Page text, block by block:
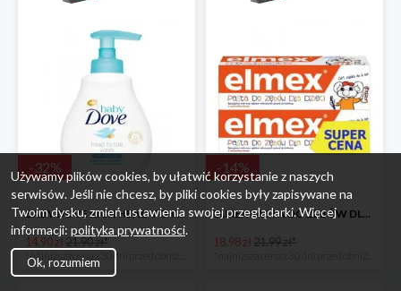
-32%
BABY DOVE RICH HEAD TO TOE WASH EMULSJA DO MYCIA CIAŁA I WŁOSÓW
14.90 zł21.90 zł*
-14%
ELMEX PASTA DO ZĘBÓW DLA DZIECI 2PAK
18.98 zł21.99 zł*
Używamy plików cookies, by ułatwić korzystanie z naszych
serwisów. Jeśli nie chcesz, by pliki cookies były zapisywane na
Twoim dysku, zmień ustawienia swojej przeglądarki. Więcej
informacji: polityka prywatności.
Ok, rozumiem